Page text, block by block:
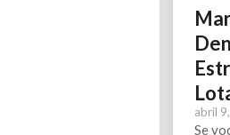
abril
Se